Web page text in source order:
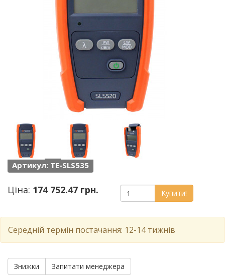
Артикул: TE-SLS535
Ціна: 174 752.47 грн. Купити!
Середній термін постачання: 12-14 тижнів
Знижки Запитати менеджера